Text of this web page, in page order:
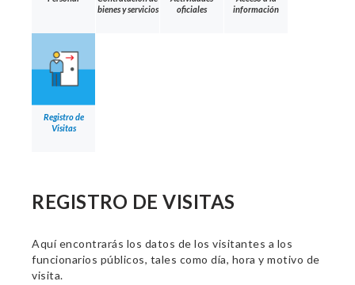
bienes y servicios
oficiales
información
Registro de
Visitas
REGISTRO DE VISITAS
Aquí encontrarás los datos de los visitantes a los
funcionarios públicos, tales como día, hora y motivo de
visita.